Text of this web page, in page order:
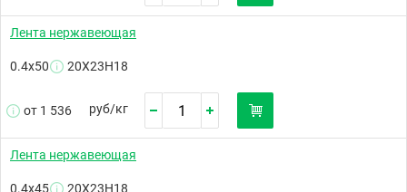
Лента нержавеющая
0.4х50 20Х23Н18
от 1 536 руб/кг
Лента нержавеющая
0.4х45 20Х23Н18